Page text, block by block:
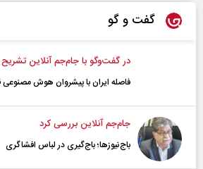
گفت و گو
در گفت‌و‌گو با جام‌جم آنلاین
فاصله ایران با پیشرو‌ان هوش
جام‌جم آنلاین بررسی کرد
باج‌نیوزها؛ باج‌گیری در لباس افشاگری